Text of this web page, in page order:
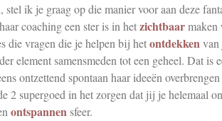
, stel ik je graag op die manier voor aan deze
coaching een ster is in hetzichtbaarmaken
die vragen die je helpen bij hetontdekkenvan
element samensmeden tot een geheel. Dat is
ontzettend spontaan haar ideeën
2 supergoed in het zorgen dat jij je helemaal
ontspannensfeer.